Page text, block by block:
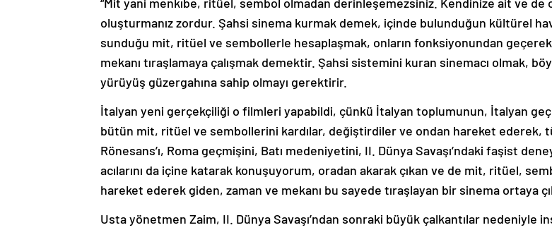
oluşturmanız zordur. Şahsi sinema kurmak demek, içinde bulunduğun kültürel
sunduğu mit, ritüel ve sembollerle hesaplaşmak, onların fonksiyonundan geçerek
mekanı tıraşlamaya çalışmak demektir. Şahsi sistemini kuran sinemacı olmak,
yürüyüş güzergahına sahip olmayı gerektirir.
İtalyan yeni gerçekçiliği o filmleri yapabildi, çünkü İtalyan toplumunun, İtalyan
bütün mit, ritüel ve sembollerini kardılar, değiştirdiler ve ondan hareket ederek,
Rönesans’ı, Roma geçmişini, Batı medeniyetini, II. Dünya Savaşı’ndaki faşist
acılarını da içine katarak konuşuyorum, oradan akarak çıkan ve de mit, ritüel,
hareket ederek giden, zaman ve mekanı bu sayede tıraşlayan bir sinema ortaya
Usta yönetmen Zaim, II. Dünya Savaşı’ndan sonraki büyük çalkantılar nedeniyle